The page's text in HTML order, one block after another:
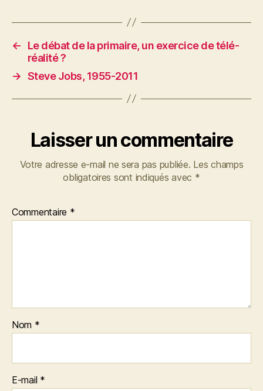
←
Le débat de la primaire, un exercice de télé-
réalité ?
→ Steve Jobs, 1955-2011
Laisser un commentaire
Votre adresse e-mail ne sera pas publiée. Les champs
obligatoires sont indiqués avec *
Commentaire *
Nom *
E-mail *